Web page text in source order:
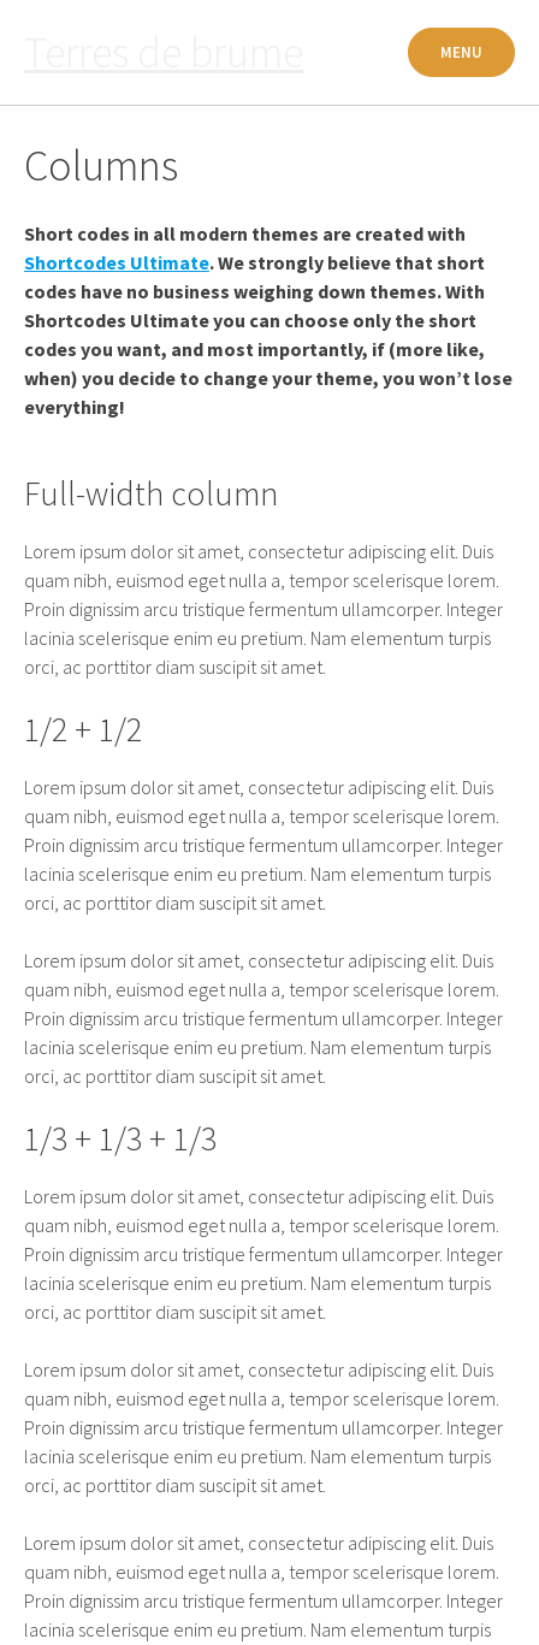
MENU
Columns
Short codes in all modern themes are created with
Shortcodes Ultimate. We strongly believe that short
codes have no business weighing down themes. With
Shortcodes Ultimate you can choose only the short
codes you want, and most importantly, if (more like,
when) you decide to change your theme, you won’t lose
everything!
Full-width column
Lorem ipsum dolor sit amet, consectetur adipiscing elit. Duis
quam nibh, euismod eget nulla a, tempor scelerisque lorem.
Proin dignissim arcu tristique fermentum ullamcorper. Integer
lacinia scelerisque enim eu pretium. Nam elementum turpis
orci, ac porttitor diam suscipit sit amet.
1/2 + 1/2
Lorem ipsum dolor sit amet, consectetur adipiscing elit. Duis
quam nibh, euismod eget nulla a, tempor scelerisque lorem.
Proin dignissim arcu tristique fermentum ullamcorper. Integer
lacinia scelerisque enim eu pretium. Nam elementum turpis
orci, ac porttitor diam suscipit sit amet.
Lorem ipsum dolor sit amet, consectetur adipiscing elit. Duis
quam nibh, euismod eget nulla a, tempor scelerisque lorem.
Proin dignissim arcu tristique fermentum ullamcorper. Integer
lacinia scelerisque enim eu pretium. Nam elementum turpis
orci, ac porttitor diam suscipit sit amet.
1/3 + 1/3 + 1/3
Lorem ipsum dolor sit amet, consectetur adipiscing elit. Duis
quam nibh, euismod eget nulla a, tempor scelerisque lorem.
Proin dignissim arcu tristique fermentum ullamcorper. Integer
lacinia scelerisque enim eu pretium. Nam elementum turpis
orci, ac porttitor diam suscipit sit amet.
Lorem ipsum dolor sit amet, consectetur adipiscing elit. Duis
quam nibh, euismod eget nulla a, tempor scelerisque lorem.
Proin dignissim arcu tristique fermentum ullamcorper. Integer
lacinia scelerisque enim eu pretium. Nam elementum turpis
orci, ac porttitor diam suscipit sit amet.
Lorem ipsum dolor sit amet, consectetur adipiscing elit. Duis
quam nibh, euismod eget nulla a, tempor scelerisque lorem.
Proin dignissim arcu tristique fermentum ullamcorper. Integer
lacinia scelerisque enim eu pretium. Nam elementum turpis